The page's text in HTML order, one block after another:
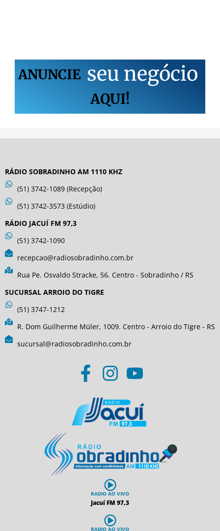
ANUNCIE seu negócio
AQUI!
RÁDIO SOBRADINHO AM 1110 KHZ
(51) 3742-1089 (Recepção)
(51) 3742-3573 (Estúdio)
RÁDIO JACUÍ FM 97,3
(51) 3742-1090
recepcao@radiosobradinho.com.br
Rua Pe. Osvaldo Stracke, 56. Centro - Sobradinho / RS
SUCURSAL ARROIO DO TIGRE
(51) 3747-1212
R. Dom Guilherme Müler, 1009. Centro - Arroio do Tigre - RS
sucursal@radiosobradinho.com.br
RADIO AO VIVO
Jacuí FM 97,3
RADIO AO VIVO